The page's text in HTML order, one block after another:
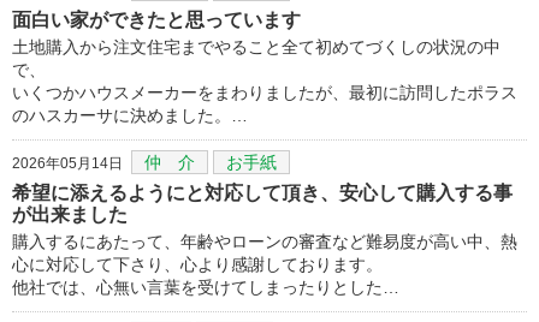
面白い家ができたと思っています
土地購入から注文住宅までやること全て初めてづくしの状況の中
で、
いくつかハウスメーカーをまわりましたが、最初に訪問したポラス
のハスカーサに決めました。…
2026年05月14日 仲 介 お手紙
希望に添えるようにと対応して頂き、安心して購入する事
が出来ました
購入するにあたって、年齢やローンの審査など難易度が高い中、熱
心に対応して下さり、心より感謝しております。
他社では、心無い言葉を受けてしまったりとした…